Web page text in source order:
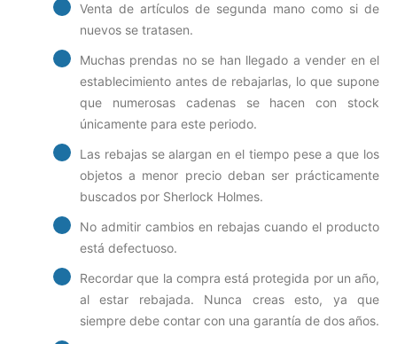
Venta de artículos de segunda mano como si de
nuevos se tratasen.
Muchas prendas no se han llegado a vender en el
establecimiento antes de rebajarlas, lo que supone
que numerosas cadenas se hacen con stock
únicamente para este periodo.
Las rebajas se alargan en el tiempo pese a que los
objetos a menor precio deban ser prácticamente
buscados por Sherlock Holmes.
No admitir cambios en rebajas cuando el producto
está defectuoso.
Recordar que la compra está protegida por un año,
al estar rebajada. Nunca creas esto, ya que
siempre debe contar con una garantía de dos años.